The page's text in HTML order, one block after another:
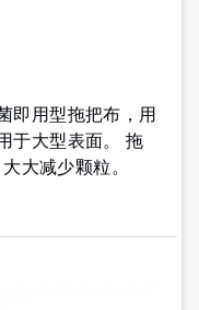
即用型拖把布，用
于大型表面。​​​​​​​ 拖
大减少颗粒。